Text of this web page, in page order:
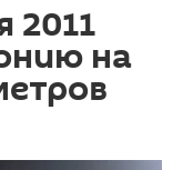
2011
на